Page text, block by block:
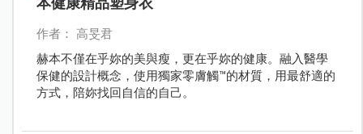
作者： 高旻君
赫本不僅在乎妳的美與瘦，更在乎妳的健康。融入醫學
保健的設計概念，使用獨家零膚觸™的材質，用最舒適的
方式，陪妳找回自信的自己。